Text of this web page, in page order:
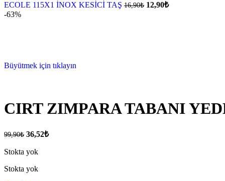
ECOLE 115X1 İNOX KESİCİ TAŞ 16,90₺ 12,90₺
-63%
Büyütmek için tıklayın
CIRT ZIMPARA TABANI
99,90₺ 36,52₺
Stokta yok
Stokta yok